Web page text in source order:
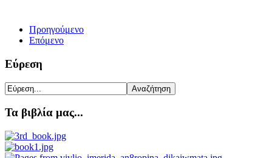
Προηγούμενο
Επόμενο
Εύρεση
Τα βιβλία μας...